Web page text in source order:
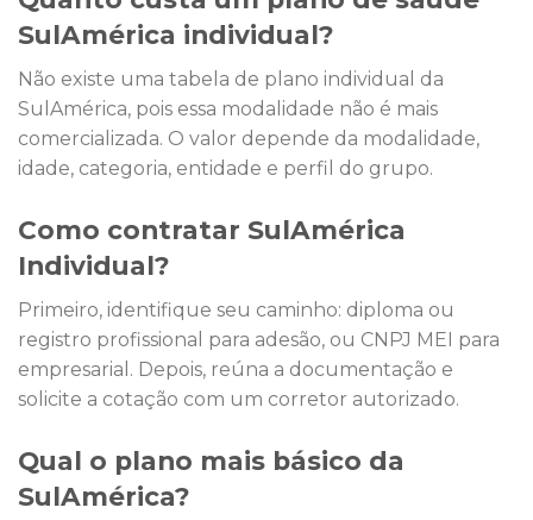
SulAmérica individual?
Não existe uma tabela de plano individual da
SulAmérica, pois essa modalidade não é mais
comercializada. O valor depende da modalidade,
idade, categoria, entidade e perfil do grupo.
Como contratar SulAmérica
Individual?
Primeiro, identifique seu caminho: diploma ou
registro profissional para adesão, ou CNPJ MEI para
empresarial. Depois, reúna a documentação e
solicite a cotação com um corretor autorizado.
Qual o plano mais básico da
SulAmérica?